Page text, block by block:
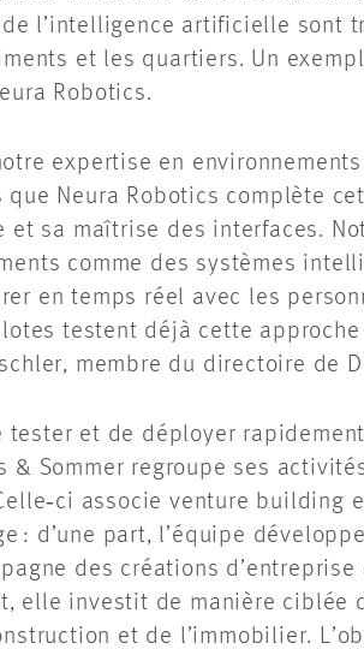
l’intelligence artificielle sont
et les quartiers. Un
Robotics.
expertise en
que Neura Robotics complète
et sa maîtrise des interfaces.
comme des systèmes
en temps réel avec les
testent déjà cette
membre du directoire de
tester et de déployer
& Sommer regroupe ses
associe venture building
: d’une part, l’équipe
des créations
elle investit de manière ciblée
et de l’immobilier.